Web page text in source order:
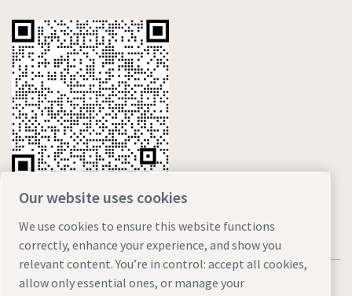
法律和隐私声明Manage cookies网站地图
Our website uses cookies
We use cookies to ensure this website functions
correctly, enhance your experience, and show you
relevant content. You’re in control: accept all cookies,
allow only essential ones, or manage your